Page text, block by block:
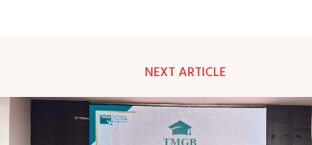
NEXT ARTICLE